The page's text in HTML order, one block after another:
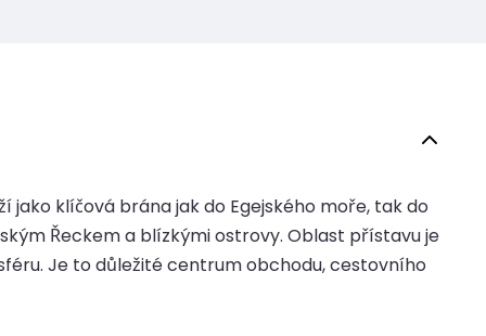
klíčová brána jak do Egejského moře, tak do
Řeckem a blízkými ostrovy. Oblast přístavu je
Je to důležité centrum obchodu, cestovního